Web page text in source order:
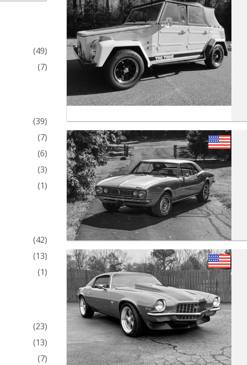
(49)
(7)
(39)
(7)
(6)
(3)
(1)
(42)
(13)
(1)
(23)
(13)
(7)